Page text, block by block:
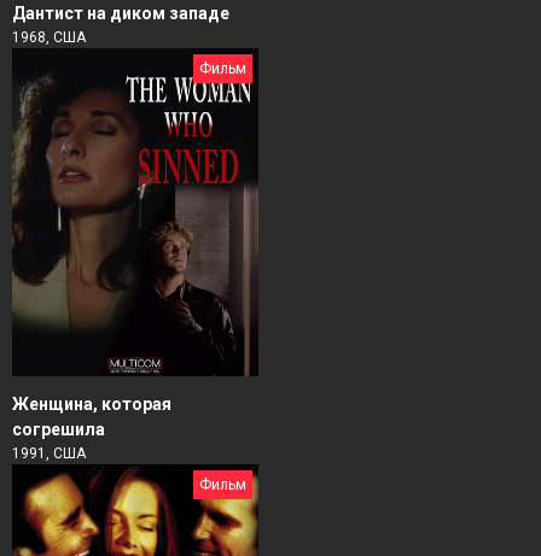
Дантист на диком западе
1968, США
Фильм
Женщина, которая
согрешила
1991, США
Фильм